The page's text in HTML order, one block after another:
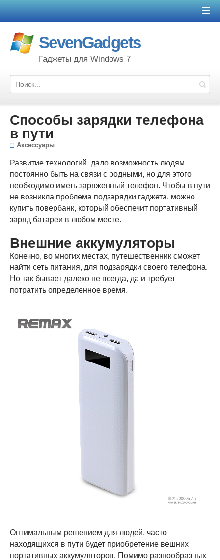
SevenGadgets
Гаджеты для Windows 7
Способы зарядки телефона
в пути
Аксессуары
Развитие технологий, дало возможность людям
постоянно быть на связи с родными, но для этого
необходимо иметь заряженный телефон. Чтобы в пути
не возникла проблема подзарядки гаджета, можно
купить повербанк, который обеспечит портативный
заряд батареи в любом месте.
Внешние аккумуляторы
Конечно, во многих местах, путешественник сможет
найти сеть питания, для подзарядки своего телефона.
Но так бывает далеко не всегда, да и требует
потратить определенное время.
Оптимальным решением для людей, часто
находящихся в пути будет приобретение вешних
портативных аккумуляторов. Помимо разнообразных